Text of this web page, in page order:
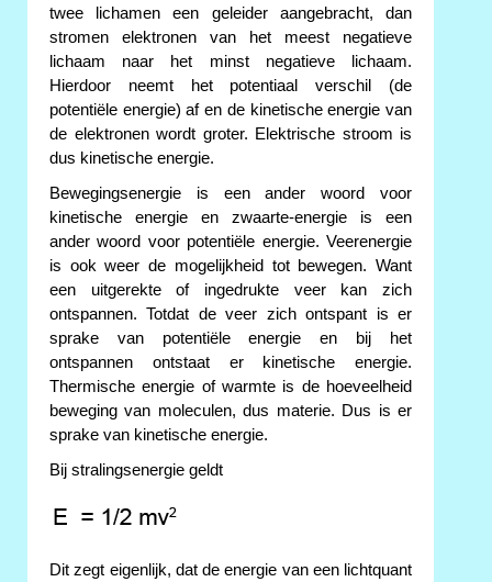
twee lichamen een geleider aangebracht, dan
stromen elektronen van het meest negatieve
lichaam naar het minst negatieve lichaam.
Hierdoor neemt het potentiaal verschil (de
potentiële energie) af en de kinetische energie van
de elektronen wordt groter. Elektrische stroom is
dus kinetische energie.
Bewegingsenergie is een ander woord voor
kinetische energie en zwaarte-energie is een
ander woord voor potentiële energie. Veerenergie
is ook weer de mogelijkheid tot bewegen. Want
een uitgerekte of ingedrukte veer kan zich
ontspannen. Totdat de veer zich ontspant is er
sprake van potentiële energie en bij het
ontspannen ontstaat er kinetische energie.
Thermische energie of warmte is de hoeveelheid
beweging van moleculen, dus materie. Dus is er
sprake van kinetische energie.
Bij stralingsenergie geldt
Dit zegt eigenlijk, dat de energie van een lichtquant